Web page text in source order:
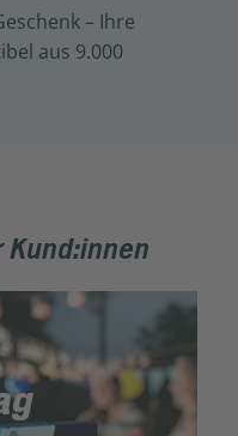
– Ihre
aus 9.000